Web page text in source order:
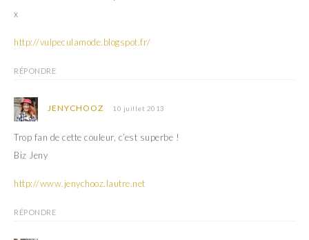
x
http://vulpeculamode.blogspot.fr/
RÉPONDRE
JENYCHOOZ 10 juillet 2013
Trop fan de cette couleur, c’est superbe !
Biz Jeny
http://www.jenychooz.lautre.net
RÉPONDRE